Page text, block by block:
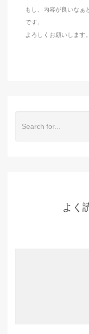
もし、内容が良いなぁ
です。
よろしくお願いします。
よく